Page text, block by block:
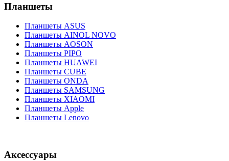
Планшеты
Планшеты ASUS
Планшеты AINOL NOVO
Планшеты AOSON
Планшеты PIPO
Планшеты HUAWEI
Планшеты CUBE
Планшеты ONDA
Планшеты SAMSUNG
Планшеты XIAOMI
Планшеты Apple
Планшеты Lenovo
Аксессуары